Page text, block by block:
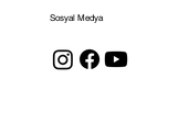
Sosyal Medya